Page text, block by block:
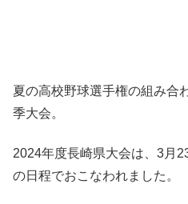
夏の高校野球選手権の組み合
季大会。
2024年度長崎県大会は、3月
の日程でおこなわれました。